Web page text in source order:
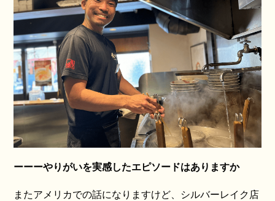
ーーーやりがいを実感したエピソードはありますか
またアメリカでの話になりますけど、シルバーレイク店